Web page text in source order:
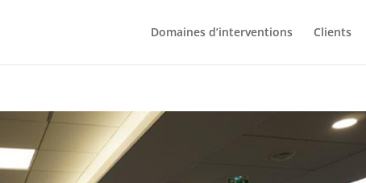
Domaines d’interventions Clients